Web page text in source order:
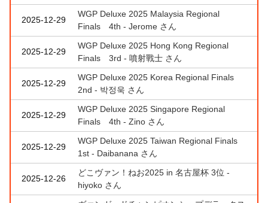
2025-12-29
WGP Deluxe 2025 Malaysia Regional
Finals 4th - Jerome さん
2025-12-29
WGP Deluxe 2025 Hong Kong Regional
Finals 3rd - 噴射戰士 さん
2025-12-29
WGP Deluxe 2025 Korea Regional Finals
2nd - 박정욱 さん
2025-12-29
WGP Deluxe 2025 Singapore Regional
Finals 4th - Zino さん
2025-12-29
WGP Deluxe 2025 Taiwan Regional Finals
1st - Daibanana さん
2025-12-26
どこヴァン！ねお2025 in 名古屋杯 3位 -
hiyoko さん